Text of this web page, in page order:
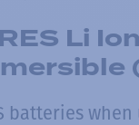
Li
batteries